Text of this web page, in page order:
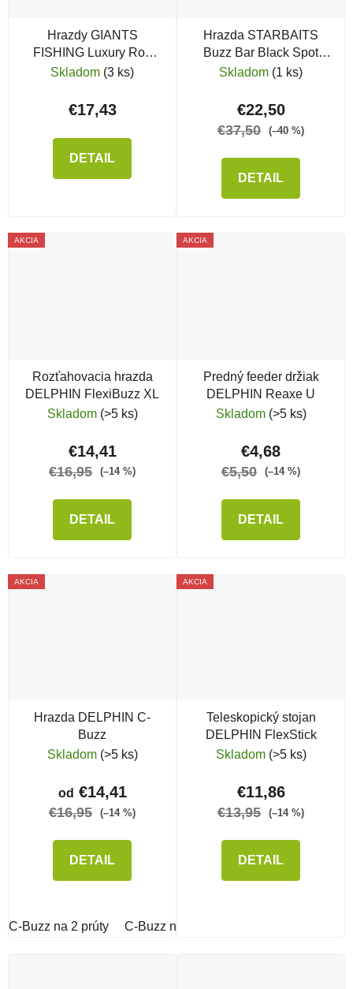
Hrazdy GIANTS
FISHING Luxury Rod
Buzz Bar 2 Rods, 2 ks
Skladom (3 ks)
€17,43
DETAIL
Hrazda STARBAITS
Buzz Bar Black Spot
Magnet 3 Rods
Skladom (1 ks)
€22,50
€37,50 (–40 %)
DETAIL
AKCIA
Rozťahovacia hrazda
DELPHIN FlexiBuzz XL
Skladom (>5 ks)
€14,41
€16,95 (–14 %)
DETAIL
AKCIA
Predný feeder držiak
DELPHIN Reaxe U
Skladom (>5 ks)
€4,68
€5,50 (–14 %)
DETAIL
AKCIA
Hrazda DELPHIN C-
Buzz
Skladom (>5 ks)
od €14,41
€16,95 (–14 %)
DETAIL
C-Buzz na 2 prúty C-Buzz na 3 prúty
AKCIA
Teleskopický stojan
DELPHIN FlexStick
Skladom (>5 ks)
€11,86
€13,95 (–14 %)
DETAIL